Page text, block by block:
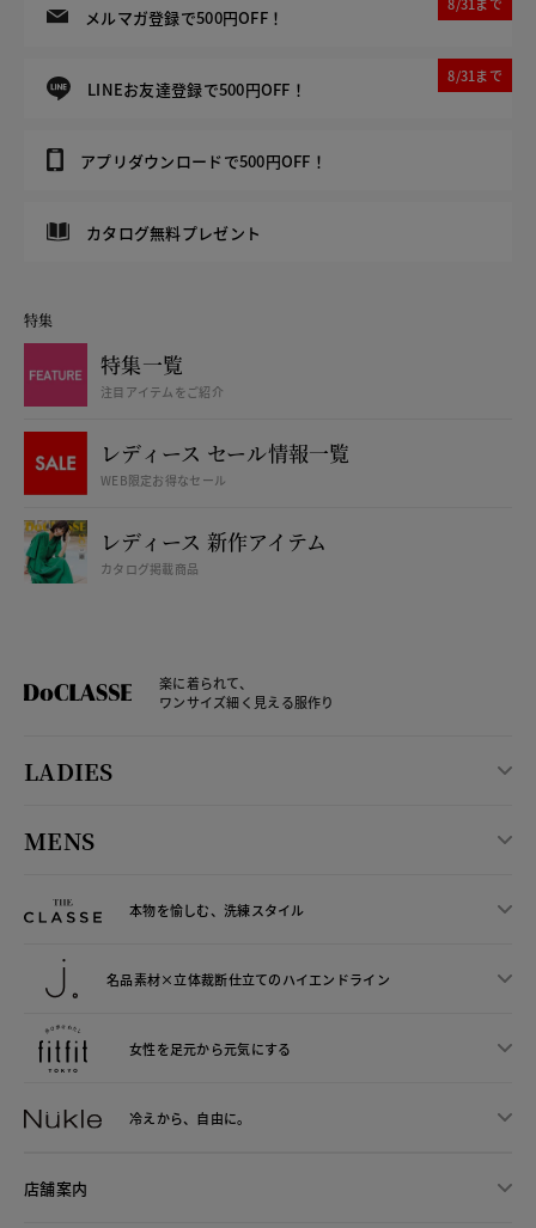
メルマガ登録で500円OFF！
LINEお友達登録で500円OFF！
8/31まで
アプリダウンロードで500円OFF！
カタログ無料プレゼント
特集
特集一覧
注目アイテムをご紹介
レディース セール情報一覧
WEB限定お得なセール
レディース 新作アイテム
カタログ掲載商品
楽に着られて、
ワンサイズ細く見える服作り
LADIES
MENS
本物を愉しむ、洗練スタイル
名品素材×立体裁断仕立てのハイエンドライン
女性を足元から元気にする
冷えから、 自由に。
店舗案内